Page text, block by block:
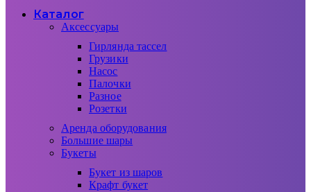
Каталог
Аксессуары
Гирлянда тассел
Грузики
Насос
Палочки
Разное
Розетки
Аренда оборудования
Большие шары
Букеты
Букет из шаров
Крафт букет